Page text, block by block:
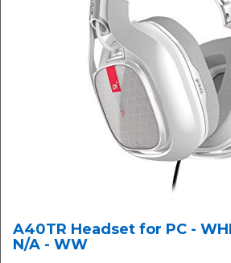
A40TR Headset for PC -
N/A - WW